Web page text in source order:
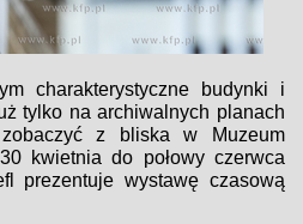
charakterystyczne budynki i
tylko na archiwalnych planach
z bliska w Muzeum
kwietnia do połowy czerwca
prezentuje wystawę czasową